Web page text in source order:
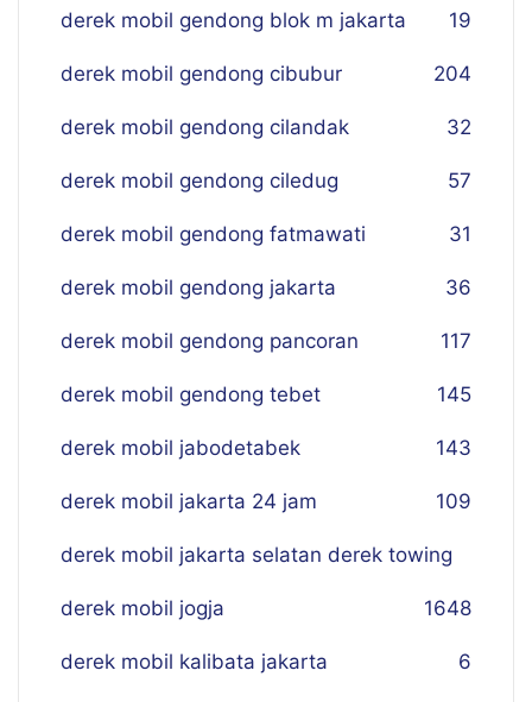
derek mobil gendong blok m jakarta 19
derek mobil gendong cibubur 204
derek mobil gendong cilandak 32
derek mobil gendong ciledug 57
derek mobil gendong fatmawati 31
derek mobil gendong jakarta 36
derek mobil gendong pancoran 117
derek mobil gendong tebet 145
derek mobil jabodetabek 143
derek mobil jakarta 24 jam 109
derek mobil jakarta selatan derek towing
48
derek mobil jogja 16
derek mobil kalibata jakarta 6